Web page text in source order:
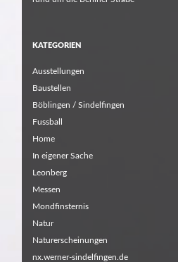
KATEGORIEN
Ausstellungen
Baustellen
Böblingen / Sindelfingen
Fussball
Home
In eigener Sache
Leonberg
Messen
Mondfinsternis
Natur
Naturerscheinungen
nx.werner-sindelfingen.de